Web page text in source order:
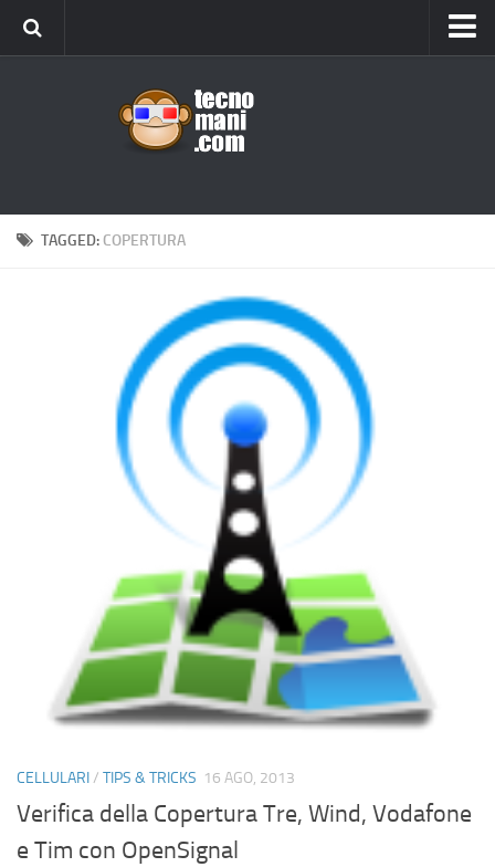
Windows
TAGGED: COPERTURA
CELLULARI/ TIPS & TRICKS 16 AGO, 2013
Verifica della Copertura Tre, Wind, Vodafone
e Tim con OpenSignal